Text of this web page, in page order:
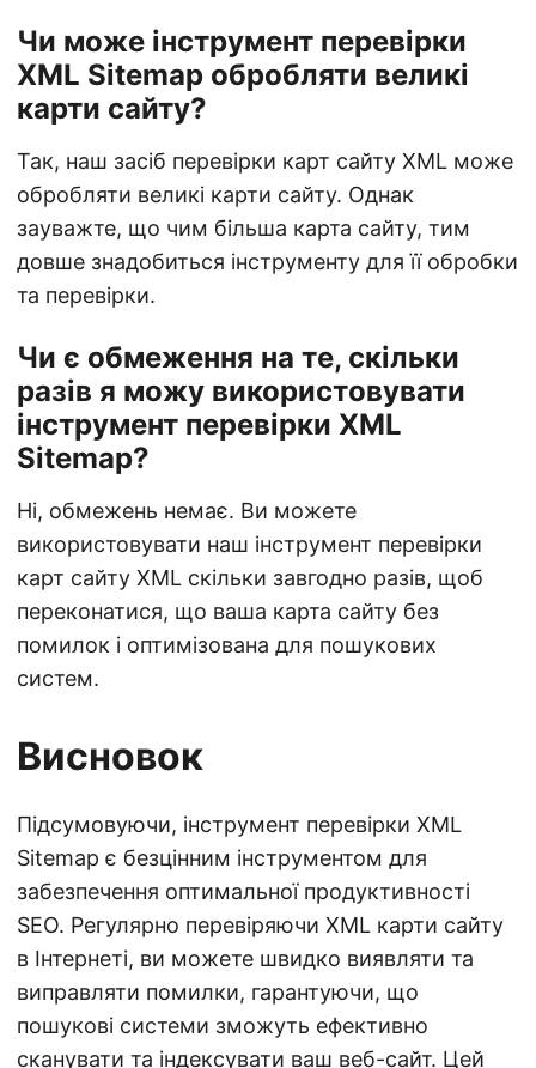
Чи може інструмент перевірки
XML Sitemap обробляти великі
карти сайту?
Так, наш засіб перевірки карт сайту XML може
обробляти великі карти сайту. Однак
зауважте, що чим більша карта сайту, тим
довше знадобиться інструменту для її обробки
та перевірки.
Чи є обмеження на те, скільки
разів я можу використовувати
інструмент перевірки XML
Sitemap?
Ні, обмежень немає. Ви можете
використовувати наш інструмент перевірки
карт сайту XML скільки завгодно разів, щоб
переконатися, що ваша карта сайту без
помилок і оптимізована для пошукових
систем.
Висновок
Підсумовуючи, інструмент перевірки XML
Sitemap є безцінним інструментом для
забезпечення оптимальної продуктивності
SEO. Регулярно перевіряючи XML карти сайту
в Інтернеті, ви можете швидко виявляти та
виправляти помилки, гарантуючи, що
пошукові системи зможуть ефективно
сканувати та індексувати ваш веб-сайт. Цей